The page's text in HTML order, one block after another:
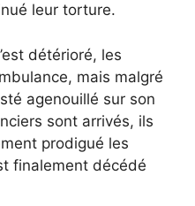
leur torture.
détérioré, les
mais malgré
agenouillé sur son
sont arrivés, ils
prodigué les
finalement décédé